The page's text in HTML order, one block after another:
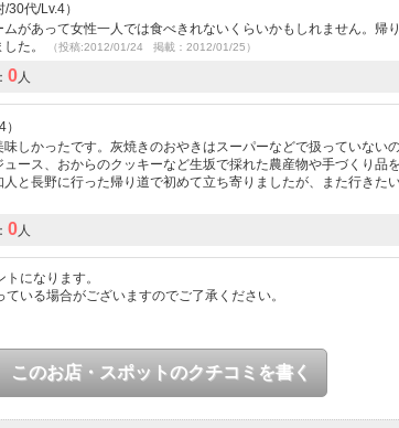
代/Lv.4）
があって女性一人では食べきれないくらいかもしれません。帰
た。
（投稿:2012/01/24 掲載：2012/01/25）
0人
しかったです。灰焼きのおやきはスーパーなどで扱っていない
ース、おからのクッキーなど生坂で採れた農産物や手づくり品
と長野に行った帰り道で初めて立ち寄りましたが、また行きた
0人
になります。
いる場合がございますのでご了承ください。
このお店・スポットのクチコミを書く